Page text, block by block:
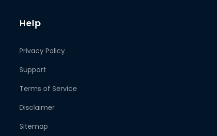
Help
Privacy Policy
Support
Terms of Service
Disclaimer
Sitemap